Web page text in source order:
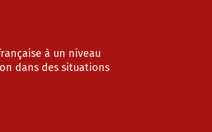
à un niveau
dans des situations